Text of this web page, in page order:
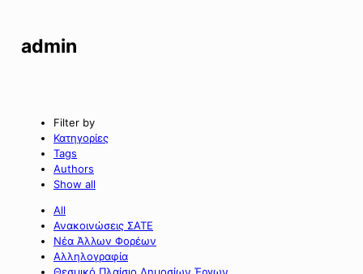
admin
Filter by
Κατηγορίες
Tags
Authors
Show all
All
Ανακοινώσεις ΣΑΤΕ
Νέα Άλλων Φορέων
Αλληλογραφία